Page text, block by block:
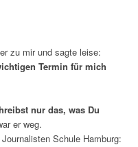
zu mir und sagte leise:
Termin für mich
nur das, was Du
er weg.
Schule Hamburg: